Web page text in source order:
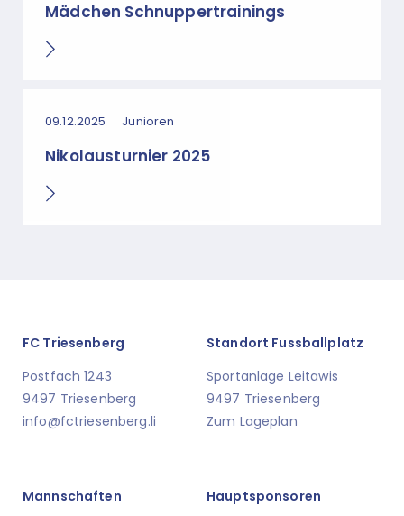
Mädchen Schnuppertrainings
09.12.2025 Junioren
Nikolausturnier 2025
FC Triesenberg
Postfach 1243
9497 Triesenberg
info@fctriesenberg.li
Standort Fussballplatz
Sportanlage Leitawis
9497 Triesenberg
Zum Lageplan
Mannschaften Hauptsponsoren